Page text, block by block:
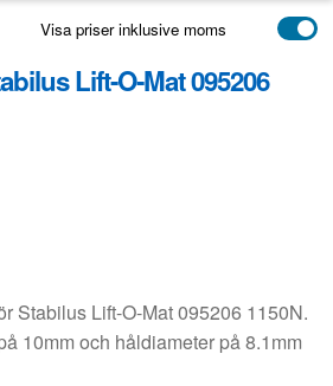
Visa priser inklusive moms
Lift-O-Mat 095206
Stabilus Lift-O-Mat 095206 1150N.
10mm och håldiameter på 8.1mm